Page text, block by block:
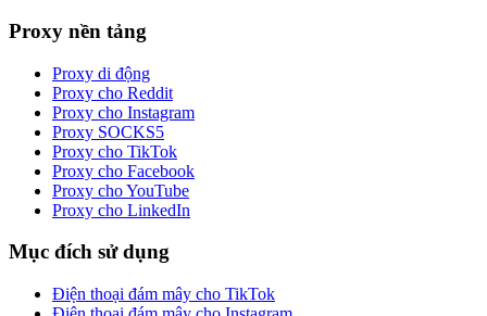
Proxy nền tảng
Proxy di động
Proxy cho Reddit
Proxy cho Instagram
Proxy SOCKS5
Proxy cho TikTok
Proxy cho Facebook
Proxy cho YouTube
Proxy cho LinkedIn
Mục đích sử dụng
Điện thoại đám mây cho TikTok